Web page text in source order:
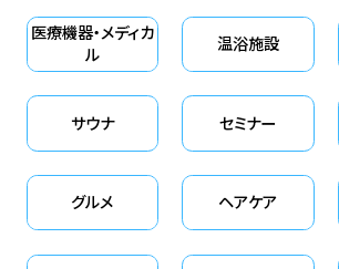
医療機器・メディカ
ル
温浴施設
サウナ セミナー
グルメ ヘアケア